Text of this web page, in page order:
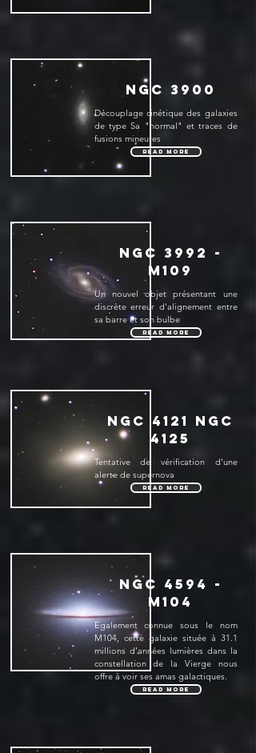
NGC 3900
Découplage cinétique des galaxies
de type Sa "normal" et traces de
fusions mineures
Read More
NGC 3992 -
M109
Un nouvel objet présentant une
discrète erreur d'alignement entre
sa barre et son bulbe
Read More
NGC 4121 NGC
4125
Tentative de vérification d'une
alerte de supernova
Read More
NGC 4594 -
M104
Egalement connue sous le nom
M104, cette galaxie située à 31.1
millions d’années lumières dans la
constellation de la Vierge nous
offre à voir ses amas galactiques.
Read More